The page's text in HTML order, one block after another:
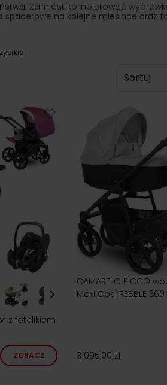
Zamiast kompletować
spacerowe na kolejne miesiące oraz
Sortuj wg
z fotelikiem
ZOBACZ
CAMARELO PICCO
Maxi Cosi PEBBLE 360
3 095,00 zł